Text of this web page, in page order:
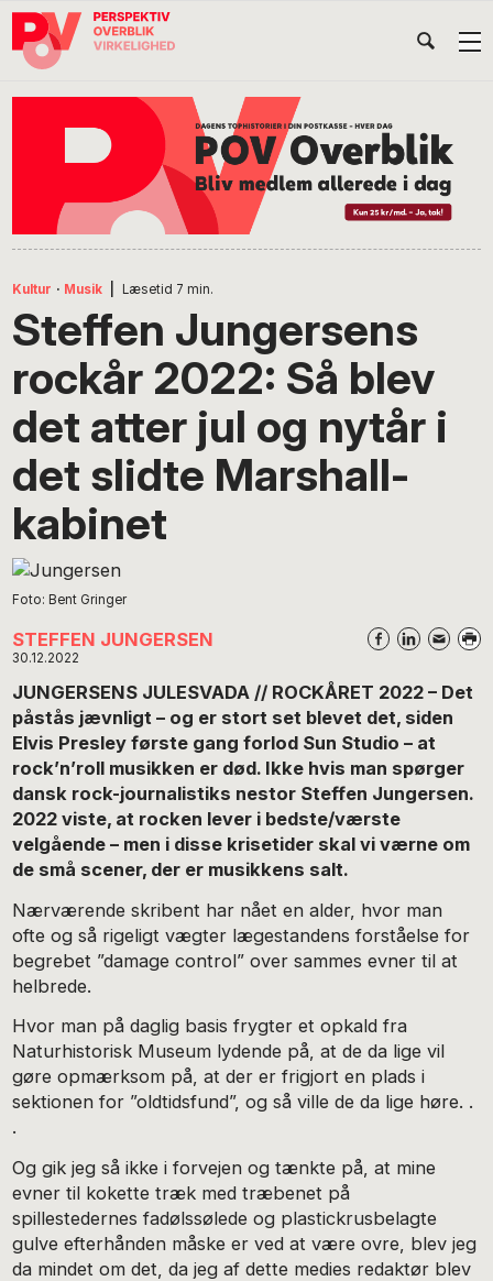
Gå
direkte
Skip
indhold
Gå
direkte
Kultur · Musik Læsetid 7 min.
Steffen Jungersens
rockår 2022: Så blev
det atter jul og nytår i
det slidte Marshall-
kabinet
Foto: Bent Gringer
STEFFEN JUNGERSEN
30.12.2022
JUNGERSENS JULESVADA // ROCKÅRET 2022 – Det
påstås jævnligt – og er stort set blevet det, siden
Elvis Presley første gang forlod Sun Studio – at
rock’n’roll musikken er død. Ikke hvis man spørger
dansk rock-journalistiks nestor Steffen Jungersen.
2022 viste, at rocken lever i bedste/værste
velgående – men i disse krisetider skal vi værne om
de små scener, der er musikkens salt.
Nærværende skribent har nået en alder, hvor man
ofte og så rigeligt vægter lægestandens forståelse for
begrebet ”damage control” over sammes evner til at
helbrede.
Hvor man på daglig basis frygter et opkald fra
Naturhistorisk Museum lydende på, at de da lige vil
gøre opmærksom på, at der er frigjort en plads i
sektionen for ”oldtidsfund”, og så ville de da lige høre. .
.
Og gik jeg så ikke i forvejen og tænkte på, at mine
evner til kokette træk med træbenet på
spillestedernes fadølssølede og plastickrusbelagte
gulve efterhånden måske er ved at være ovre, blev jeg
da mindet om det, da jeg af dette medies redaktør blev